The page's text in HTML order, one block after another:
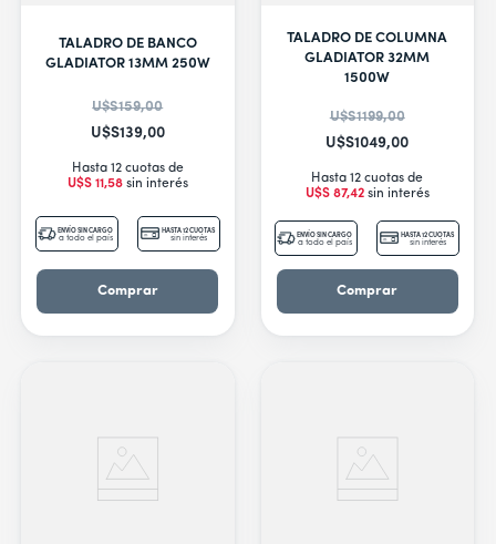
TALADRO DE BANCO
GLADIATOR 13MM 250W
U$S159,00
U$S139,00
Hasta 12 cuotas de
U$S 11,58sin interés
ENVÍO SIN CARGO
a todo el país
HASTA 12 CUOTAS
sin interés
Comprar
TALADRO DE COLUMNA
GLADIATOR 32MM
1500W
U$S1199,00
U$S1049,00
Hasta 12 cuotas de
U$S 87,42sin interés
ENVÍO SIN CARGO
a todo el país
HASTA 12 CUOTAS
sin interés
Comprar